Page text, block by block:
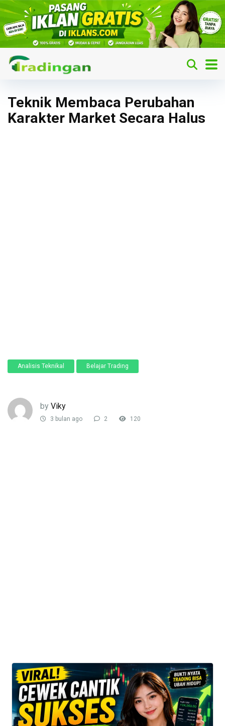
Teknik Membaca Perubahan
Karakter Market Secara Halus
Analisis Teknikal Belajar Trading
by Viky
3 bulan ago 2 120